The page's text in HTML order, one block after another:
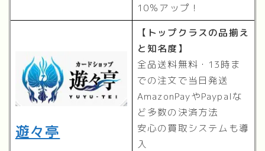
10％アップ！
遊々亭
【トップクラスの品揃え
と知名度】
全品送料無料・13時ま
での注文で当日発送
AmazonPayやPaypalな
ど多数の決済方法
安心の買取システムも導
入